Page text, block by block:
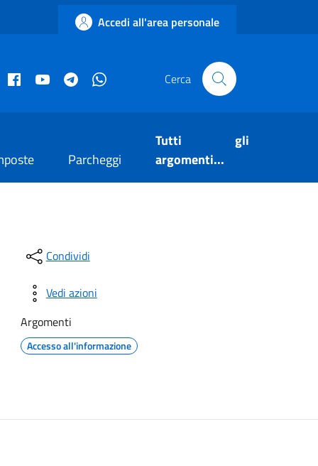
Accedi all'area personale
istituzionale
Facebook museo civico
YouTube Telegram Cerca
Parcheggi
Tutti gli
argomenti...
Condividi
Vedi azioni
Argomenti
Accesso all'informazione